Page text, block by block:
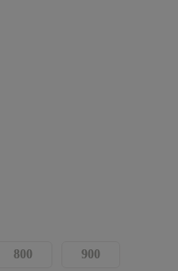
800 900